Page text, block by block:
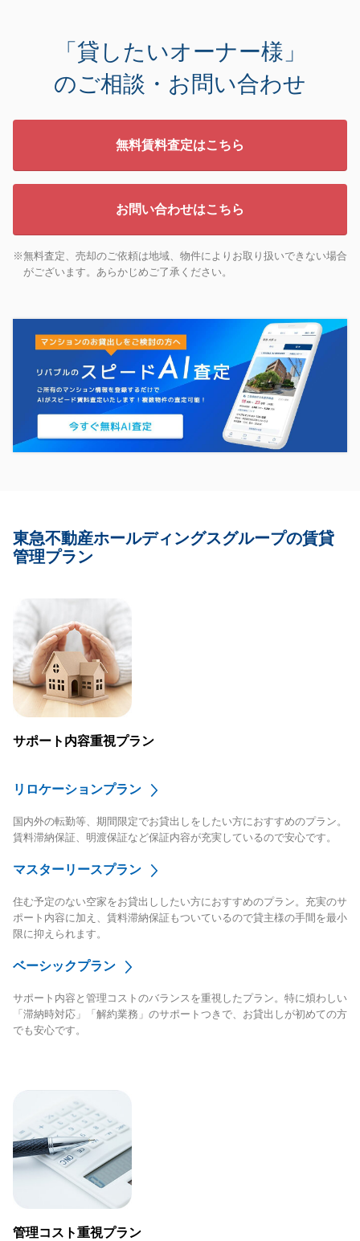
「貸したいオーナー様」
のご相談・お問い合わせ
無料賃料査定はこちら
お問い合わせはこちら
※無料査定、売却のご依頼は地域、物件によりお取り扱いできない場合
がございます。あらかじめご了承ください。
東急不動産ホールディングスグループの賃貸
管理プラン
サポート内容重視プラン
リロケーションプラン
国内外の転勤等、期間限定でお貸出しをしたい方におすすめのプラン。
賃料滞納保証、明渡保証など保証内容が充実しているので安心です。
マスターリースプラン
住む予定のない空家をお貸出ししたい方におすすめのプラン。充実のサ
ポート内容に加え、賃料滞納保証もついているので貸主様の手間を最小
限に抑えられます。
ベーシックプラン
サポート内容と管理コストのバランスを重視したプラン。特に煩わしい
「滞納時対応」「解約業務」のサポートつきで、お貸出しが初めての方
でも安心です。
管理コスト重視プラン